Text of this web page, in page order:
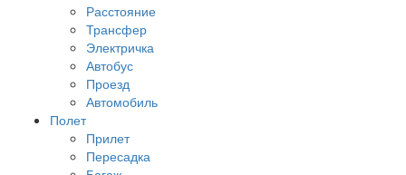
Расстояние
Трансфер
Электричка
Автобус
Проезд
Автомобиль
Полет
Прилет
Пересадка